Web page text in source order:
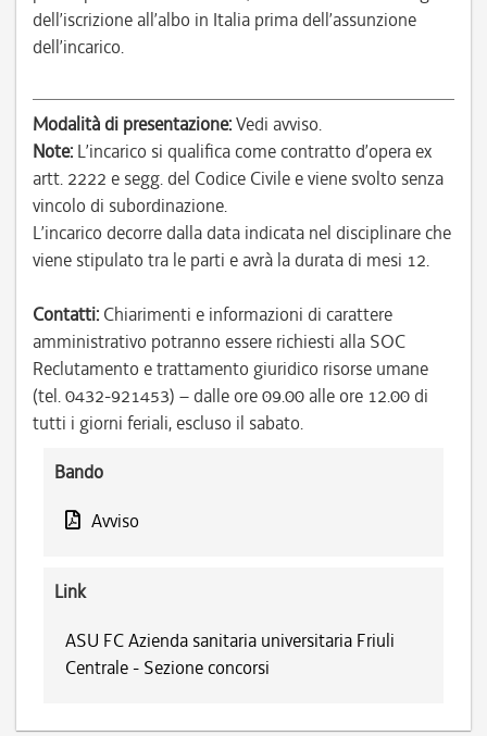
dell’iscrizione all’albo in Italia prima dell’assunzione
dell’incarico.
Modalità di presentazione:Vedi avviso.
Note: L’incarico si qualifica come contratto d’opera ex
artt. 2222 e segg. del Codice Civile e viene svolto senza
vincolo di subordinazione.
L’incarico decorre dalla data indicata nel disciplinare che
viene stipulato tra le parti e avrà la durata di mesi 12.
Contatti: Chiarimenti e informazioni di carattere
amministrativo potranno essere richiesti alla SOC
Reclutamento e trattamento giuridico risorse umane
(tel. 0432-921453) – dalle ore 09.00 alle ore 12.00 di
tutti i giorni feriali, escluso il sabato.
Bando
Avviso
Link
ASU FC Azienda sanitaria universitaria Friuli
Centrale - Sezione concorsi